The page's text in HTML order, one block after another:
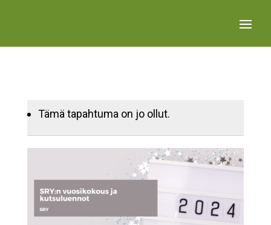
Tämä tapahtuma on jo ollut.